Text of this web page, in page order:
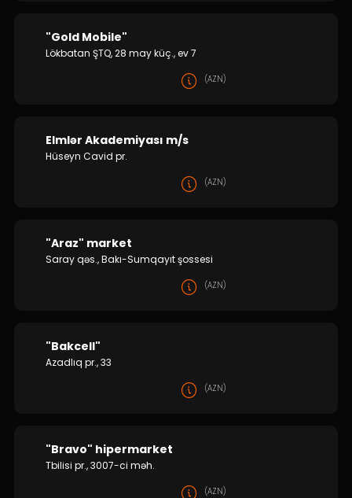
"Gold Mobile"
Lökbatan ŞTQ, 28 may küç., ev 7
(AZN)
Elmlər Akademiyası m/s
Hüseyn Cavid pr.
(AZN)
"Araz" market
Saray qəs., Bakı-Sumqayıt şossesi
(AZN)
"Bakcell"
Azadlıq pr., 33
(AZN)
"Bravo" hipermarket
Tbilisi pr., 3007-ci məh.
(AZN)